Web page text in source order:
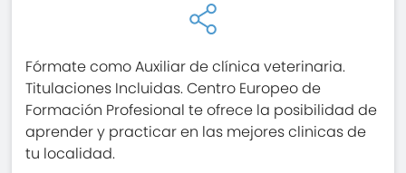
Fórmate como Auxiliar de clínica veterinaria.
Titulaciones Incluidas. Centro Europeo de
Formación Profesional te ofrece la posibilidad de
aprender y practicar en las mejores clinicas de
tu localidad.